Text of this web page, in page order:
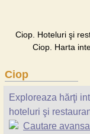
Ciop. Hoteluri şi
Ciop. Harta
Ciop
Exploreaza hărţi
hoteluri şi
Cautare